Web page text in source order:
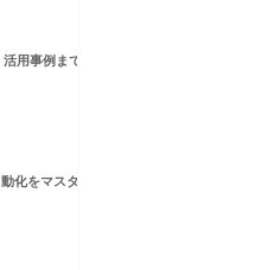
用事例まで徹底解説
をマスターしよう！